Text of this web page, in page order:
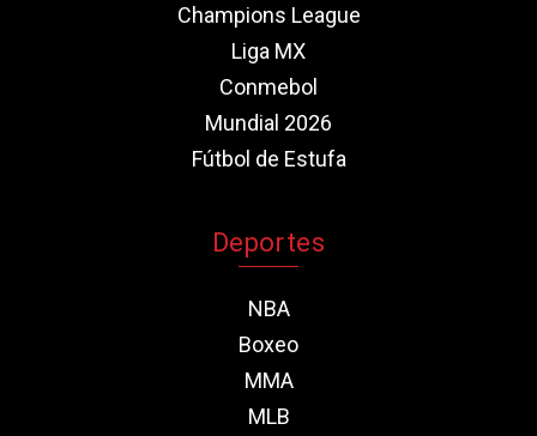
Champions League
Liga MX
Conmebol
Mundial 2026
Fútbol de Estufa
Deportes
NBA
Boxeo
MMA
MLB